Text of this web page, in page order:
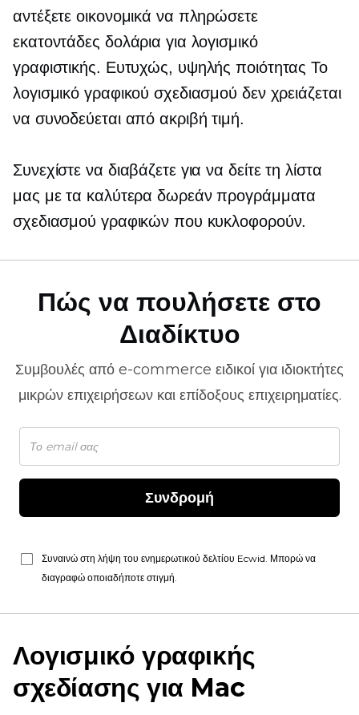
αντέξετε οικονομικά να πληρώσετε
εκατοντάδες δολάρια για λογισμικό
γραφιστικής. Ευτυχώς, υψηλής ποιότητας Το
λογισμικό γραφικού σχεδιασμού δεν χρειάζεται
να συνοδεύεται από ακριβή τιμή.
Συνεχίστε να διαβάζετε για να δείτε τη λίστα
μας με τα καλύτερα δωρεάν προγράμματα
σχεδιασμού γραφικών που κυκλοφορούν.
Πώς να πουλήσετε στο
Διαδίκτυο
Συμβουλές από e-commerce ειδικοί για ιδιοκτήτες
μικρών επιχειρήσεων και επίδοξους επιχειρηματίες.
Συνδρομή
Συναινώ στη λήψη του ενημερωτικού δελτίου Ecwid. Μπορώ να
διαγραφώ οποιαδήποτε στιγμή.
Λογισμικό γραφικής
σχεδίασης για Mac